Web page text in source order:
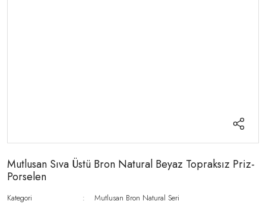
Mutlusan Sıva Üstü Bron Natural Beyaz Topraksız Priz-
Porselen
Kategori
Mutlusan Bron Natural Seri